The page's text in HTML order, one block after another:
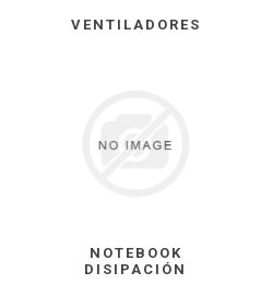
VENTILADORES
NOTEBOOK
DISIPACIÓN